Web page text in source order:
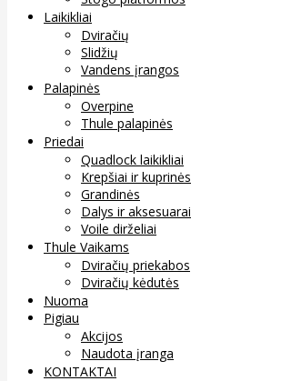
Laikikliai
Dviračių
Slidžių
Vandens įrangos
Palapinės
Overpine
Thule palapinės
Priedai
Quadlock laikikliai
Krepšiai ir kuprinės
Grandinės
Dalys ir aksesuarai
Voile dirželiai
Thule Vaikams
Dviračių priekabos
Dviračių kėdutės
Nuoma
Pigiau
Akcijos
Naudota įranga
KONTAKTAI